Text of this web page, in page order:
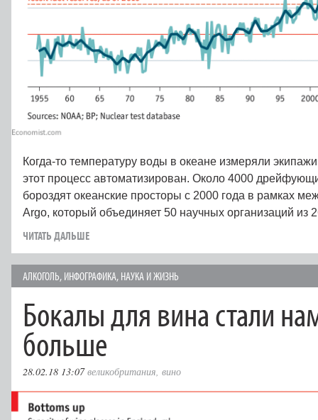
Когда-то температуру воды в океане измеряли
этот процесс автоматизирован. Около 4000
бороздят океанские просторы с 2000 года в рамках
Argo, который объединяет 50 научных организаций из
ЧИТАТЬ ДАЛЬШЕ
АЛКОГОЛЬ, ИНФОГРАФИКА, НАУКА И ЖИЗНЬ
Бокалы для вина стали
больше
28.02.18 13:07 великобритания, вино